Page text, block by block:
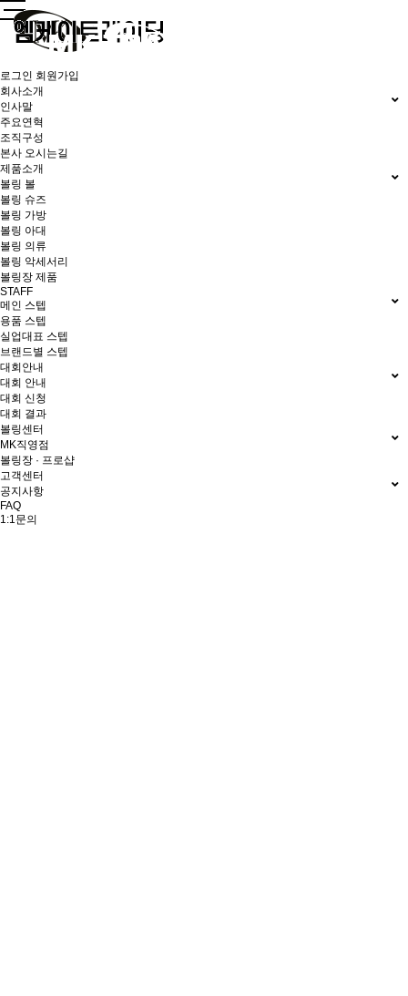
로그인 회원가입
회사소개
인사말
주요연혁
조직구성
본사 오시는길
제품소개
볼링 볼
볼링 슈즈
볼링 가방
볼링 아대
볼링 의류
볼링 악세서리
볼링장 제품
STAFF
메인 스텝
용품 스텝
실업대표 스텝
브랜드별 스텝
대회안내
대회 안내
대회 신청
대회 결과
볼링센터
MK직영점
볼링장 · 프로샵
고객센터
공지사항
FAQ
1:1문의